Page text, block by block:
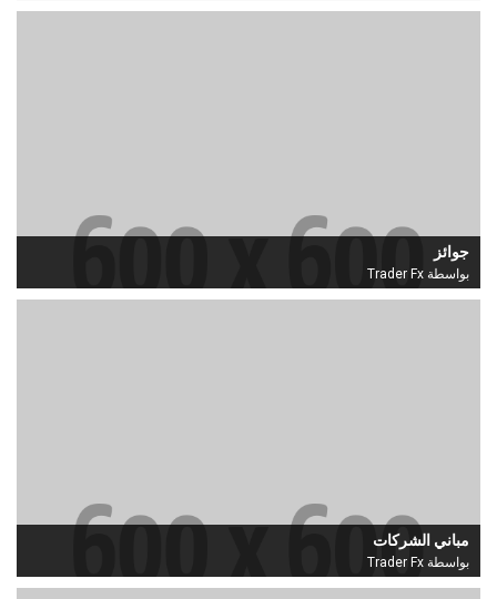
جوائز
بواسطة Trader Fx
مباني الشركات
بواسطة Trader Fx